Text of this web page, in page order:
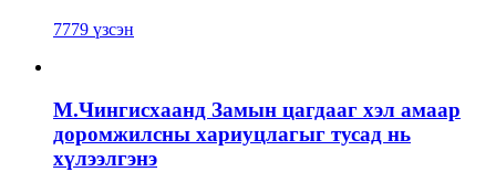
7779 үзсэн
М.Чингисхаанд Замын цагдааг хэл амаар
доромжилсны хариуцлагыг тусад нь
хүлээлгэнэ